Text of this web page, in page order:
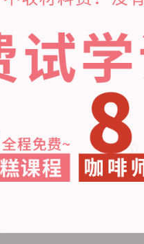
培训
培训
奶茶配方
饮品配方
调酒配方